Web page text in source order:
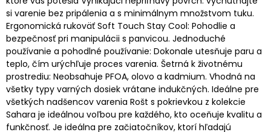
si varenie bez pripálenia a s minimálnym množstvom tuku.
Ergonomická rukoväť Soft Touch Stay Cool: Pohodlie a
bezpečnosť pri manipulácii s panvicou. Jednoduché
používanie a pohodlné používanie: Dokonale utesňuje paru a
teplo, čím urýchľuje proces varenia. Šetrná k životnému
prostrediu: Neobsahuje PFOA, olovo a kadmium. Vhodná na
všetky typy varných dosiek vrátane indukčných. Ideálne pre
všetkých nadšencov varenia Rošt s pokrievkou z kolekcie
Sahara je ideálnou voľbou pre každého, kto oceňuje kvalitu a
funkčnosť. Je ideálna pre začiatočníkov, ktorí hľadajú